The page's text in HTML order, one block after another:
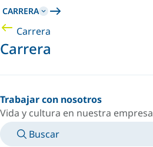
CARRERA
Carrera
Carrera
Trabajar con nosotros
Vida y cultura en nuestra empresa
Buscar